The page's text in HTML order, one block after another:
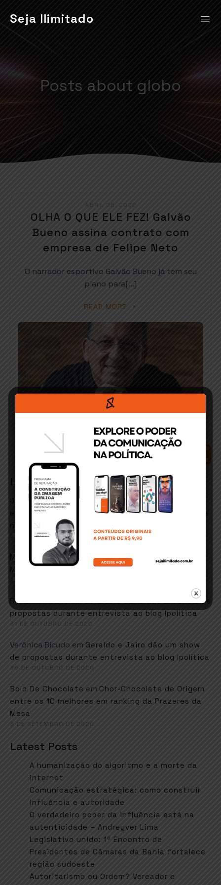
Seja Ilimitado
Posts about globo
ABRIL 25, 2022
OLHA O QUE ELE FEZ! Galvão
Bueno assina contrato com
empresa de Felipe Neto
O narrador esportivo Galvão Bueno já tem seu
plano para[…]
READ MORE
SEARCH
Latest Comments
José Matos conceicao em
ITABUNA: Secretário de
esportes e lazer quer retorno de hidroginástica e
natação em fevereiro
6 DE JANEIRO DE 2021
Marcos goesemFaustão sugere música de
Martinho da Vila em resposta ao MEC
Ronaldo Moisesem Geraldo e Jairo dão um show de
propostas durante entrevista ao blog Ipolítica
31 DE OUTUBRO DE 2020
Verônica Bicudo em Geraldo e Jairo dão um show
de propostas durante entrevista ao blog Ipolítica
30 DE OUTUBRO DE 2020
Bolo De Chocolate em Chor-Chocolate de Origem
entre os 10 melhores em ranking da Prazeres da
Mesa
3 DE SETEMBRO DE 2020
Latest Posts
A humanização do algoritmo e a morte da
internet
Comunicação estratégica: como construir
influência e autoridade
O verdadeiro poder da influência está na
autenticidade – Andreyver Lima
Legislativo unido: 1º Encontro de
Presidentes de Câmaras da Bahia fortalece
região sudoeste
Autoritarismo ou Ordem? Vereador e